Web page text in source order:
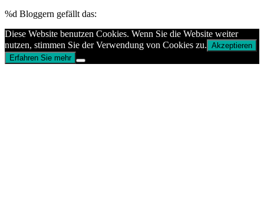
%d Bloggern gefällt das:
Diese Website benutzen Cookies. Wenn Sie die Website weiter
nutzen, stimmen Sie der Verwendung von Cookies zu. Akzeptieren
Erfahren Sie mehr